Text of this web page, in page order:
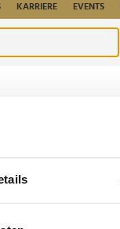
KARRIERE EVENTS